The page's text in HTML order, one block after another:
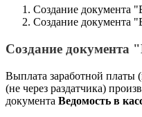
Создание документа
Создание документа
Создание документа
Выплата заработной платы
(не через раздатчика)
документа Ведомость в